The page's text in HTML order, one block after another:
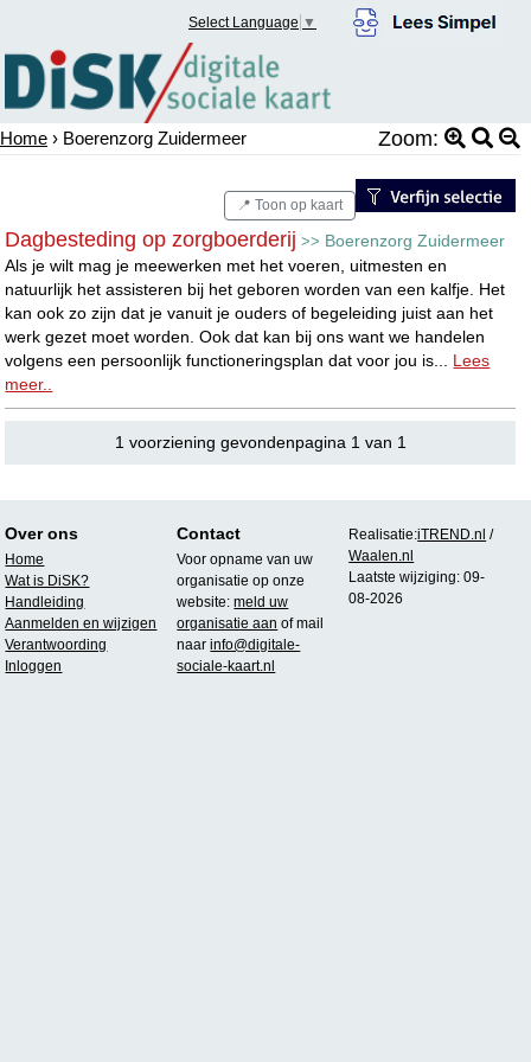
Select Language ▼
Home › Boerenzorg Zuidermeer Zoom:
📍 Toon op kaart
Dagbesteding op zorgboerderij >> Boerenzorg Zuidermeer
Als je wilt mag je meewerken met het voeren, uitmesten en
natuurlijk het assisteren bij het geboren worden van een kalfje. Het
kan ook zo zijn dat je vanuit je ouders of begeleiding juist aan het
werk gezet moet worden. Ook dat kan bij ons want we handelen
volgens een persoonlijk functioneringsplan dat voor jou is... Lees
meer..
1 voorziening gevondenpagina 1 van 1
Over ons
Home
Wat is DiSK?
Handleiding
Aanmelden en wijzigen
Verantwoording
Inloggen
Contact
Voor opname van uw
organisatie op onze
website:meld uw
organisatie aan of mail
naarinfo@digitale-
sociale-kaart.nl
Realisatie:iTREND.nl /
Waalen.nl
Laatste wijziging: 09-
08-2026